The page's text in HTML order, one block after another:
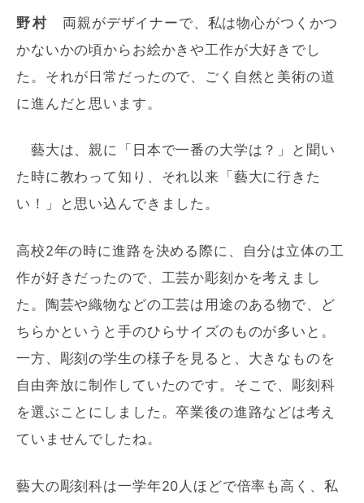
野村 両親がデザイナーで、私は物心がつくかつ
かないかの頃からお絵かきや工作が大好きでし
た。それが日常だったので、ごく自然と美術の道
に進んだと思います。
藝大は、親に「日本で一番の大学は？」と聞い
た時に教わって知り、それ以来「藝大に行きた
い！」と思い込んできました。
高校2年の時に進路を決める際に、自分は立体の工
作が好きだったので、工芸か彫刻かを考えまし
た。陶芸や織物などの工芸は用途のある物で、ど
ちらかというと手のひらサイズのものが多いと。
一方、彫刻の学生の様子を見ると、大きなものを
自由奔放に制作していたのです。そこで、彫刻科
を選ぶことにしました。卒業後の進路などは考え
ていませんでしたね。
藝大の彫刻科は一学年20人ほどで倍率も高く、私